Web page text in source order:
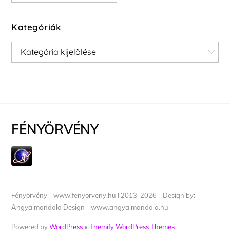
Kategóriák
Kategóriák
FÉNYÖRVÉNY
Fényörvény - www.fenyorveny.hu I 2013-2026 - Design by:
Angyalmandala Design - www.angyalmandala.hu
Powered byWordPress •Themify WordPress Themes